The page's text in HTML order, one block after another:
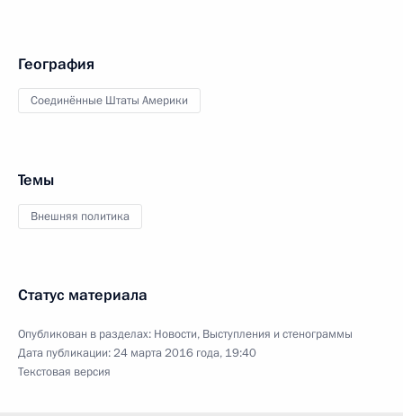
География
Соединённые Штаты Америки
Темы
Внешняя политика
Статус материала
Опубликован в разделах: Новости, Выступления и стенограммы
Дата публикации:24 марта 2016 года, 19:40
Текстовая версия